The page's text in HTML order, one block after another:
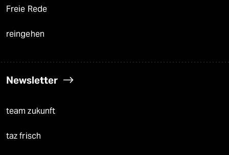
Freie Rede
reingehen
Newsletter
team zukunft
taz frisch